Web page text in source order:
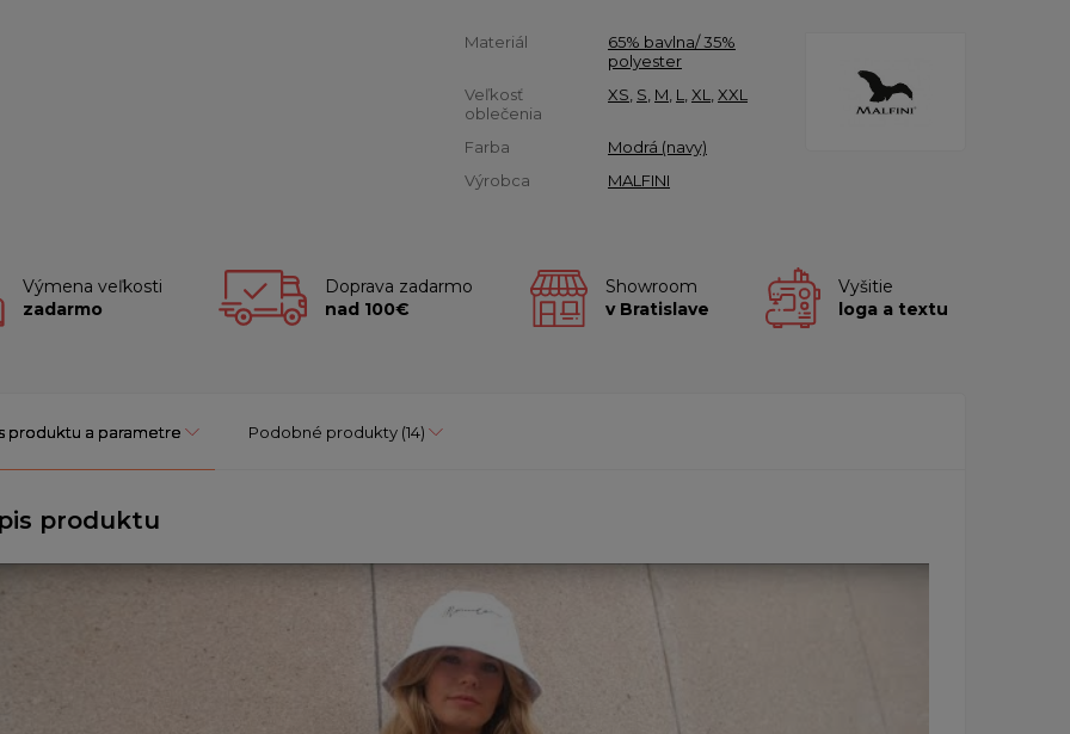
Materiál
65% bavlna/ 35%
polyester
Veľkosť
oblečenia
XS S M L XL XXL
Farba
Modrá (navy)
Výrobca
MALFINI
Výmena veľkosti
zadarmo
Doprava zadarmo
nad 100€
Showroom
v Bratislave
Vyšitie
loga a textu
produktu a parametre Podobné produkty (14)
produktu